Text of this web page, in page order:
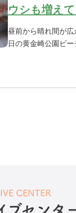
ウシも増え
昼前から晴れ間が
日の黄金崎公園ビ